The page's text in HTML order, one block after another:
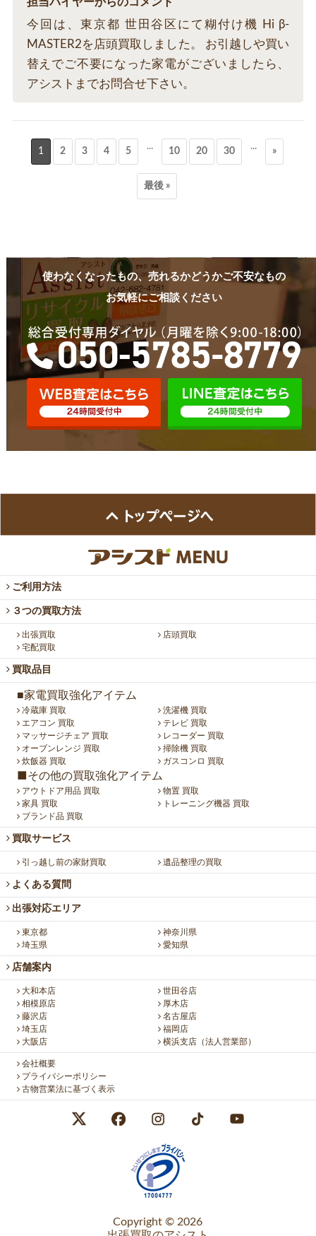
担当バイヤーからのコメント
今回は、東京都 世田谷区にて糊付け機 Hi β-
MASTER2を店頭買取しました。 お引越しや買い
替えでご不要になった家電がございましたら、
アシストまでお問合せ下さい。
1 2 3 4 5 ... 10 20 30 ... »
最後 »
使わなくなったもの、売れるかどうかご不安なもの
お気軽にご相談ください
ご利用方法
３つの買取方法
出張買取
店頭買取
宅配買取
買取品目
■家電買取強化アイテム
冷蔵庫 買取
洗濯機 買取
エアコン 買取
テレビ 買取
マッサージチェア 買取
レコーダー 買取
オーブンレンジ 買取
掃除機 買取
炊飯器 買取
ガスコンロ 買取
■その他の買取強化アイテム
アウトドア用品 買取
物置 買取
家具 買取
トレーニング機器 買取
ブランド品 買取
買取サービス
引っ越し前の家財買取 遺品整理の買取
よくある質問
出張対応エリア
東京都
神奈川県
埼玉県
愛知県
店舗案内
大和本店
世田谷店
相模原店
厚木店
藤沢店
名古屋店
埼玉店
福岡店
大阪店
横浜支店（法人営業部）
会社概要
プライバシーポリシー
古物営業法に基づく表示
Copyright © 2026